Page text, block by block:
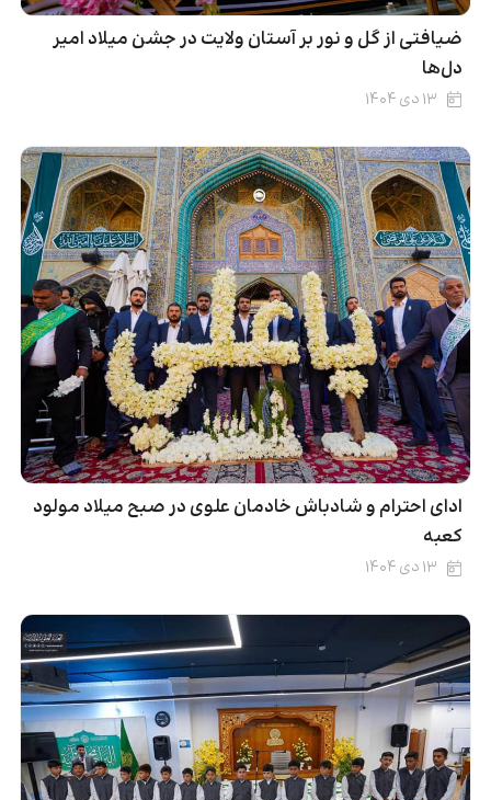
ضیافتی از گل و نور بر آستان ولایت در جشن میلاد امیر
دل‌ها
۱۳ دی ۱۴۰۴
ادای احترام و شادباش خادمان علوی در صبح میلاد مولود
کعبه
۱۳ دی ۱۴۰۴